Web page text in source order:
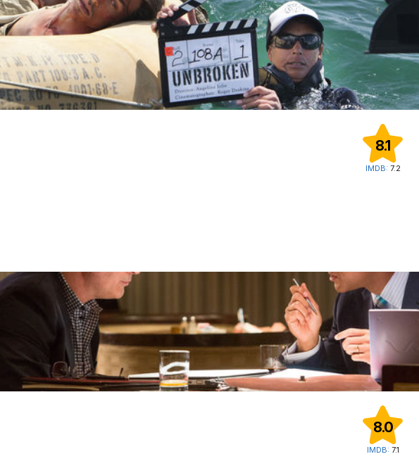
8.1
IMDB: 7.2
8.0
IMDB: 7.1